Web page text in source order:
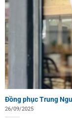
Đồng phục Trung
26/09/2025